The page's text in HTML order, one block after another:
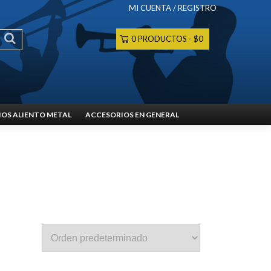
MI CUENTA / REGISTRO
0 PRODUCTOS $0
ALIENTO METAL ACCESORIOS EN GENERAL